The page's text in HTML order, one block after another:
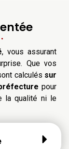
, vous assurant
Que vos
calculés sur
pour
la qualité ni le